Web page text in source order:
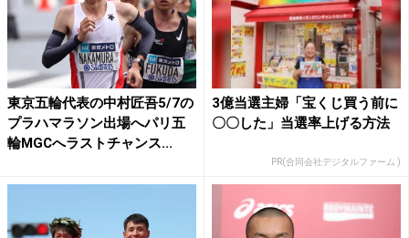
東京五輪代表の中村匠吾5/7の
プラハマラソン出場へパリ五
輪MGCへラストチャンス...
3億当選主婦「宝くじ買う前に
〇〇した」当選率上げる方法
PR(合同会社デジタルファーム )